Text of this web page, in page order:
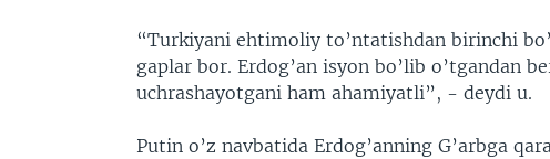
“Turkiyani ehtimoliy to’ntatishdan birinchi
gaplar bor. Erdog’an isyon bo’lib o’tgandan
uchrashayotgani ham ahamiyatli”, - deydi u.
Putin o’z navbatida Erdog’anning G’arbga